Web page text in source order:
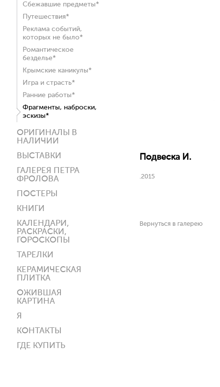
Сбежавшие предметы*
Путешествия*
Реклама событий,
которых не было*
Романтическое
безделье*
Крымские каникулы*
Игра и страсть*
Ранние работы*
Фрагменты, наброски,
эскизы*
ОРИГИНАЛЫ В
НАЛИЧИИ
ВЫСТАВКИ
ГАЛЕРЕЯ ПЕТРА
ФРОЛОВА
ПОСТЕРЫ
КНИГИ
КАЛЕНДАРИ,
РАСКРАСКИ,
ГОРОСКОПЫ
ТАРЕЛКИ
КЕРАМИЧЕСКАЯ
ПЛИТКА
ОЖИВШАЯ
КАРТИНА
Я
КОНТАКТЫ
ГДЕ КУПИТЬ
Подвеска И.
.2015
Вернуться в галерею